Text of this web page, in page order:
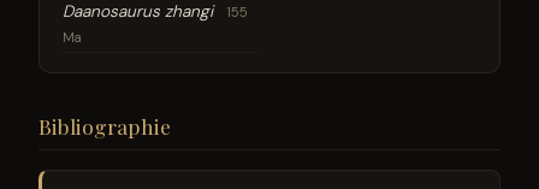
Daanosaurus zhangi
155
Ma
Bibliographie